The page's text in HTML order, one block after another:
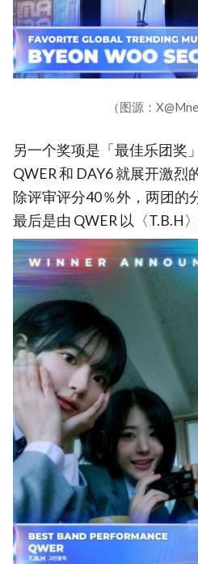
（图源：
另一个奖项是「最佳乐团奖
QWER 和 DAY6 就展开激
除评审评分40％外，两团的
最后是由 QWER 以〈T.B.H